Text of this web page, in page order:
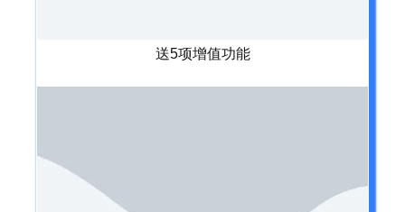
送5项增值功能